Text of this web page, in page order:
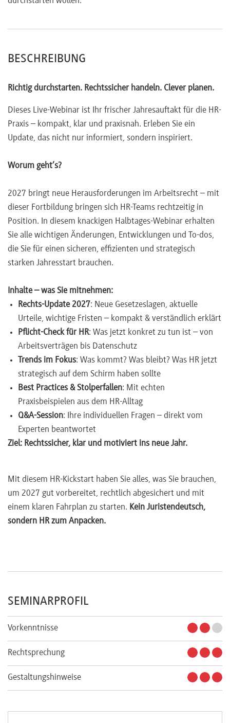
BESCHREIBUNG
Richtig durchstarten. Rechtssicher handeln. Clever planen.
Dieses Live-Webinar ist Ihr frischer Jahresauftakt für die HR-
Praxis – kompakt, klar und praxisnah. Erleben Sie ein
Update, das nicht nur informiert, sondern inspiriert.
Worum geht’s?
2027 bringt neue Herausforderungen im Arbeitsrecht – mit
dieser Fortbildung bringen sich HR-Teams rechtzeitig in
Position. In diesem knackigen Halbtages-Webinar erhalten
Sie alle wichtigen Änderungen, Entwicklungen und To-dos,
die Sie für einen sicheren, effizienten und strategisch
starken Jahresstart brauchen.
Inhalte – was Sie mitnehmen:
Rechts-Update 2027: Neue Gesetzeslagen, aktuelle
Urteile, wichtige Fristen – kompakt & verständlich erklärt
Pflicht-Check für HR: Was jetzt konkret zu tun ist – von
Arbeitsverträgen bis Datenschutz
Trends im Fokus: Was kommt? Was bleibt? Was HR jetzt
strategisch auf dem Schirm haben sollte
Best Practices & Stolperfallen: Mit echten
Praxisbeispielen aus dem HR-Alltag
Q&A-Session: Ihre individuellen Fragen – direkt vom
Experten beantwortet
Ziel: Rechtssicher, klar und motiviert ins neue Jahr.
Mit diesem HR-Kickstart haben Sie alles, was Sie brauchen,
um 2027 gut vorbereitet, rechtlich abgesichert und mit
einem klaren Fahrplan zu starten. Kein Juristendeutsch,
sondern HR zum Anpacken.
SEMINARPROFIL
Vorkenntnisse
Rechtsprechung
Gestaltungshinweise